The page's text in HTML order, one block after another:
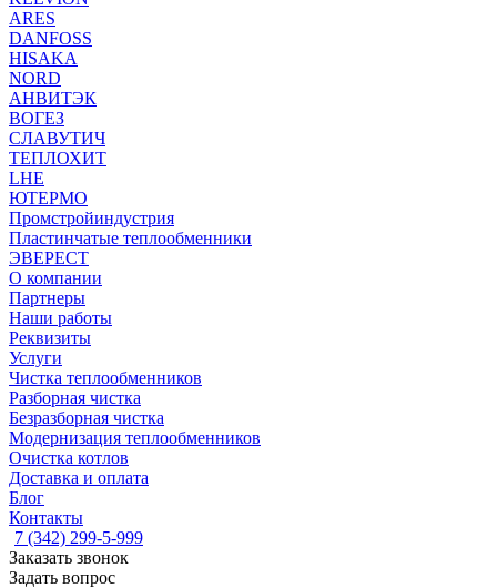
ARES
DANFOSS
HISAKA
NORD
АНВИТЭК
ВОГЕЗ
СЛАВУТИЧ
ТЕПЛОХИТ
LHE
ЮТЕРМО
Промстройиндустрия
Пластинчатые теплообменники
ЭВЕРЕСТ
О компании
Партнеры
Наши работы
Реквизиты
Услуги
Чистка теплообменников
Разборная чистка
Безразборная чистка
Модернизация теплообменников
Очистка котлов
Доставка и оплата
Блог
Контакты
7 (342) 299-5-999
Заказать звонок
Задать вопрос